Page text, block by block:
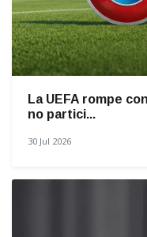
La UEFA rompe
no partici...
30 Jul 2026